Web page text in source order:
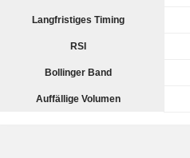
Langfristiges Timing
RSI
Bollinger Band
Auffällige Volumen